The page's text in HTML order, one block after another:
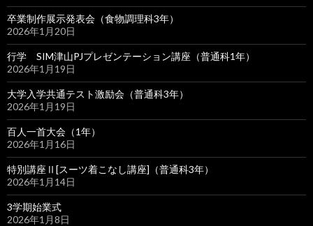
卒業制作展示発表会（食物調理科3年）
2026年1月20日
行学 SIM津山PJプレゼンテーション講座（普通科1年）
2026年1月19日
大学入学共通テスト激励会（普通科3年）
2026年1月19日
百人一首大会（1年）
2026年1月16日
特別講座Ⅱ[スーツ着こなし講座]（普通科3年）
2026年1月14日
3学期始業式
2026年1月8日